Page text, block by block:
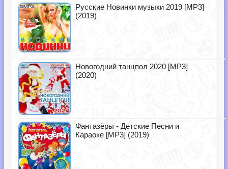
Русские Новинки музыки 2019 [MP3]
(2019)
Новогодний танцпол 2020 [MP3]
(2020)
Фантазёры - Детские Песни и
Караоке [MP3] (2019)